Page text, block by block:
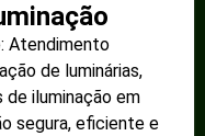
Atendimento
de luminárias,
iluminação em
segura, eficiente e